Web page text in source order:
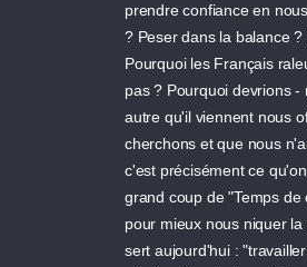
prendre confiance en
? Peser dans la balance
Pourquoi les Français
pas ? Pourquoi devrions -
autre qu'il viennent nous
cherchons et que nous
c'est précisément ce
grand coup de "Temps de
pour mieux nous niquer
sert aujourd'hui :